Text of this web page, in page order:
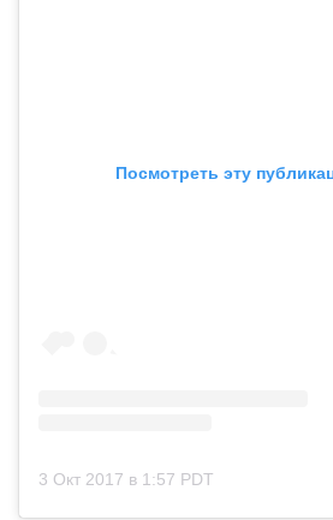
Посмотреть эту
3 Окт 2017 в 1:57 PDT